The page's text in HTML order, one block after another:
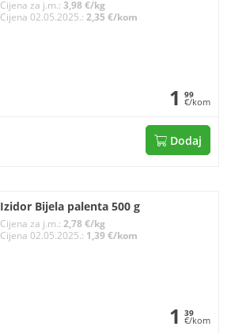
Cijena za j.m.: 3,98 €/kg
Cijena 02.05.2025.: 2,35 €/kom
1 99
€/kom
Dodaj
Izidor Bijela palenta 500 g
Cijena za j.m.: 2,78 €/kg
Cijena 02.05.2025.: 1,39 €/kom
1 39
€/kom